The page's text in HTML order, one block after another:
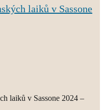
laiků v Sassone